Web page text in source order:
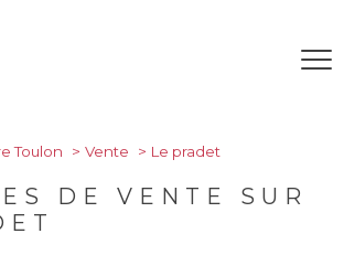
Toulon Vente Le pradet
DE VENTE SUR